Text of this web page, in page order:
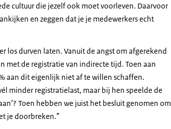
cultuur die jezelf ook moet voorleven. Daarvoor
en zeggen dat je je medewerkers echt
los durven laten. Vanuit de angst om afgerekend
de registratie van indirecte tijd. Toen aan
aan dit eigenlijk niet af te willen schaffen.
minder registratielast, maar bij hen speelde de
Toen hebben we juist het besluit genomen om
je doorbreken.